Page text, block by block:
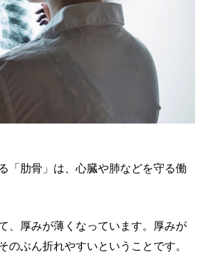
「肋骨」は、心臓や肺などを守る働
、厚みが薄くなっています。厚みが
のぶん折れやすいということです。